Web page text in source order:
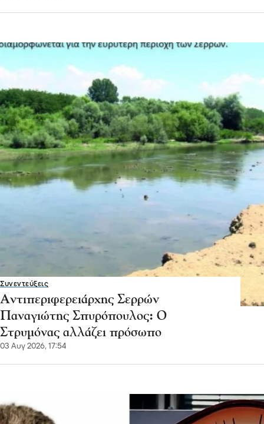
Συνεντεύξεις
Αντιπεριφερειάρχης Σερρών
Παναγιώτης Σπυρόπουλος: Ο
Στρυμόνας αλλάζει πρόσωπο
03 Αυγ 2026, 17:54